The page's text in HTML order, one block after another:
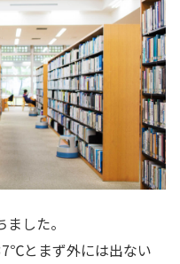
した。
とまず外には出ない